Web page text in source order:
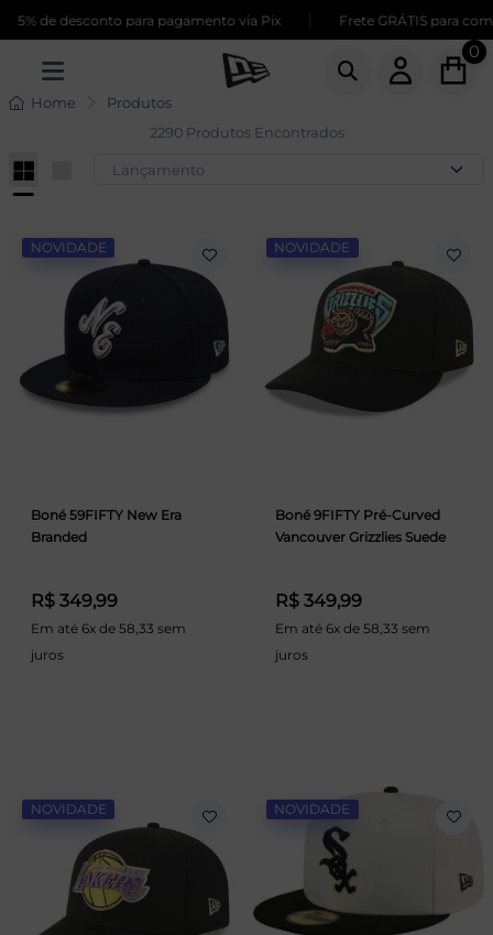
desconto para pagamento via Pix | Frete GRÁTIS para compras
0
Home Produtos
2290 Produtos Encontrados
NOVIDADE
Boné 59FIFTY New Era
Branded
R$ 349,99
Em até 6x de 58,33 sem
juros
NOVIDADE
Boné 9FIFTY Pré-Curved
Vancouver Grizzlies Suede
R$ 349,99
Em até 6x de 58,33 sem
juros
NOVIDADE NOVIDADE